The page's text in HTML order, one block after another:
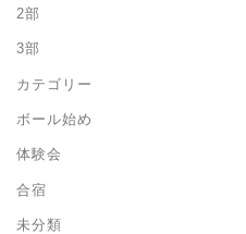
2部
3部
カテゴリー
ボール始め
体験会
合宿
未分類